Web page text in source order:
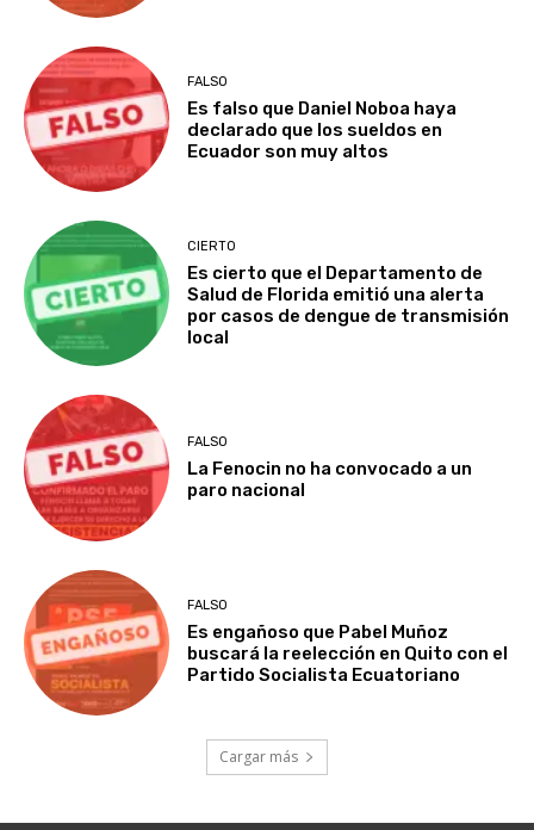
FALSO
Es falso que Daniel Noboa haya
declarado que los sueldos en
Ecuador son muy altos
CIERTO
Es cierto que el Departamento de
Salud de Florida emitió una alerta
por casos de dengue de transmisión
local
FALSO
La Fenocin no ha convocado a un
paro nacional
FALSO
Es engañoso que Pabel Muñoz
buscará la reelección en Quito con el
Partido Socialista Ecuatoriano
Cargar más